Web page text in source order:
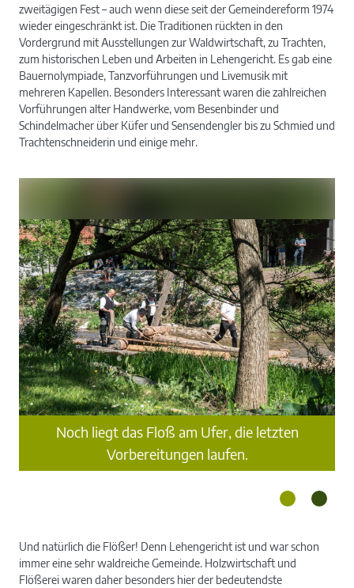
zweitägigen Fest – auch wenn diese seit der Gemeindereform 1974
wieder eingeschränkt ist. Die Traditionen rückten in den
Vordergrund mit Ausstellungen zur Waldwirtschaft, zu Trachten,
zum historischen Leben und Arbeiten in Lehengericht. Es gab eine
Bauernolympiade, Tanzvorführungen und Livemusik mit
mehreren Kapellen. Besonders Interessant waren die zahlreichen
Vorführungen alter Handwerke, vom Besenbinder und
Schindelmacher über Küfer und Sensendengler bis zu Schmied und
Trachtenschneiderin und einige mehr.
Noch liegt das Floß am Ufer, die letzten
Vorbereitungen laufen.
Und natürlich die Flößer! Denn Lehengericht ist und war schon
immer eine sehr waldreiche Gemeinde. Holzwirtschaft und
Flößerei waren daher besonders hier der bedeutendste